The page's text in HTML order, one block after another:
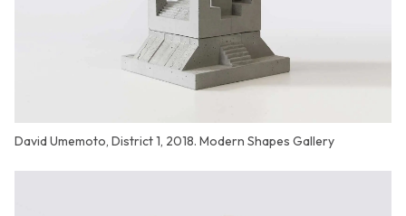
David Umemoto, District 1, 2018. Modern Shapes Gallery